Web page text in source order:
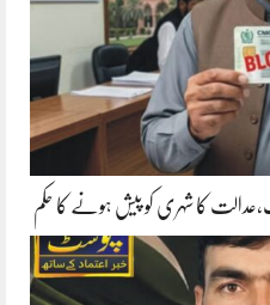
کا شہری کو پیش ہونے کا حکم